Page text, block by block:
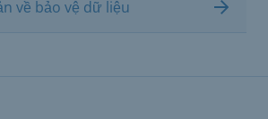
về bảo vệ dữ liệu